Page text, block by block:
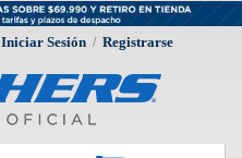
Iniciar Sesión / Registrarse